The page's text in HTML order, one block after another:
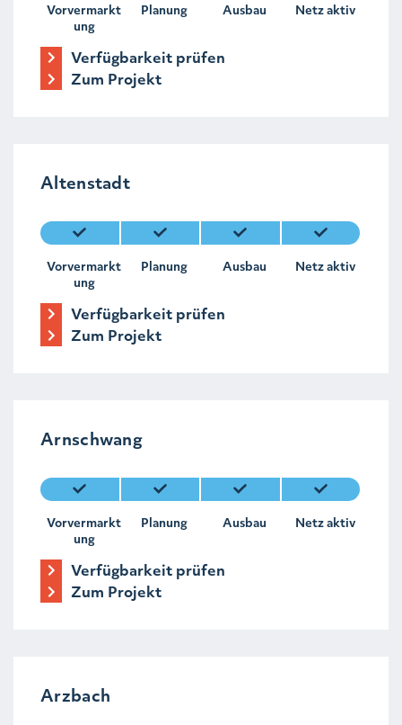
Vorvermarkt
ung
Planung Ausbau Netz aktiv
Verfügbarkeit prüfen
Zum Projekt
Altenstadt
Vorvermarkt
ung
Planung Ausbau Netz aktiv
Verfügbarkeit prüfen
Zum Projekt
Arnschwang
Vorvermarkt
ung
Planung Ausbau Netz aktiv
Verfügbarkeit prüfen
Zum Projekt
Arzbach